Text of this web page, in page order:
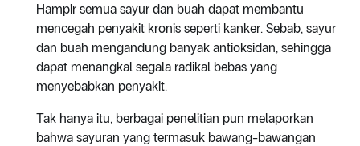
Hampir semua sayur dan buah dapat membantu
mencegah penyakit kronis seperti kanker. Sebab, sayur
dan buah mengandung banyak antioksidan, sehingga
dapat menangkal segala radikal bebas yang
menyebabkan penyakit.
Tak hanya itu, berbagai penelitian pun melaporkan
bahwa sayuran yang termasuk bawang-bawangan